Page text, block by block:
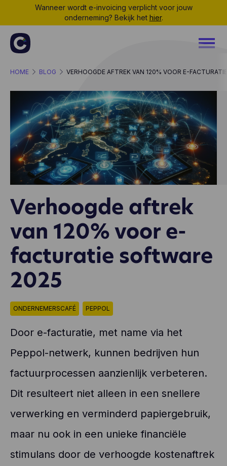
Wanneer wordt e-invoicing verplicht voor jouw
onderneming? Bekijk het hier.
HOME BLOG VERHOOGDE AFTREK VAN 120% VOOR E-
Verhoogde aftrek
van 120% voor e-
facturatie software
2025
ONDERNEMERSCAFÉ PEPPOL
Door e-facturatie, met name via het
Peppol-netwerk, kunnen bedrijven hun
factuurprocessen aanzienlijk verbeteren.
Dit resulteert niet alleen in een snellere
verwerking en verminderd papiergebruik,
maar nu ook in een unieke financiële
stimulans door de verhoogde kostenaftrek